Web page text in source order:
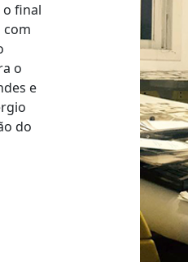
final
com
o
e
do